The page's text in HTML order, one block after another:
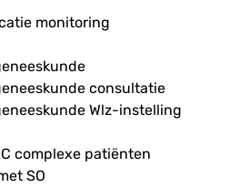
monitoring
consultatie
Wlz-instelling
complexe patiënten
SO